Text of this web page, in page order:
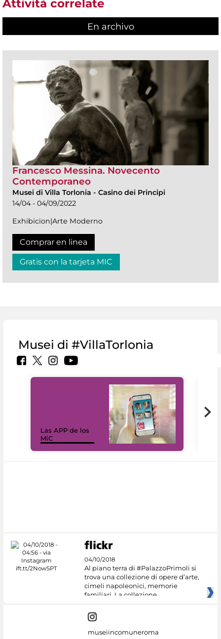
Attività correlate
En archivo
Francesco Messina. Novecento
Contemporaneo
Musei di Villa Torlonia - Casino dei Principi
14/04 - 04/09/2022
Exhibicion|Arte Moderno
Comprar en linea
Gratis con la tarjeta MIC
Musei di #VillaTorlonia
Las APP de los
MiC
04/10/2018
Al piano terra di #PalazzoPrimoli si
trova una collezione di opere d’arte,
cimeli napoleonici, memorie
familiari. La collezione
museiincomuneroma